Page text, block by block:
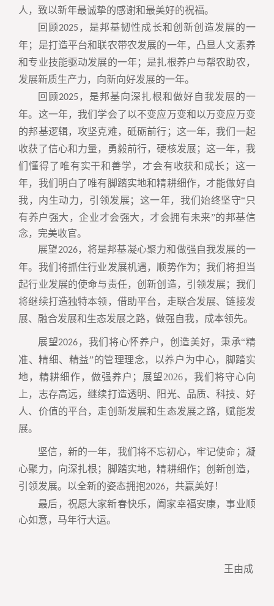
人，致以新年最诚挚的感谢和最美好的祝福。
回顾2025 ，是邦基韧性成长和创新创造发展的一
年；是打造平台和联农带农发展的一年，凸显人文素养
和专业技能驱动发展的一年；是扎根养户与帮农助农，
发展新质生产力，向新向好发展的一年。
回顾2025 ，是邦基向深扎根和做好自我发展的一
年。这一年，我们学会了以不变应万变和以万变应万变
的邦基逻辑，攻坚克难，砥砺前行；这一年，我们一起
收获了信心和力量，勇毅前行，硬核发展；这一年，我
们懂得了唯有实干和善学，才会有收获和成长；这一
年，我们明白了唯有脚踏实地和精耕细作，才能做好自
我，内生动力，引领发展；这一年，我们始终坚守“只
有养户强大，企业才会强大，才会拥有未来”的邦基信
念，完美收官。
展望2026，将是邦基凝心聚力和做强自我发展的一
年。我们将抓住行业发展机遇，顺势作为；我们将担当
起行业发展的使命与责任，创新创造，引领发展；我们
将继续打造独特本领，借助平台，走联合发展、链接发
展、融合发展和生态发展之路，做强自我，成本领先。
展望2026 ，我们将心怀养户，创造美好， 秉承“精
准、精细、精益”的管理理念，以养户为中心，脚踏实
地，精耕细作，做强养户；展望2026 ，我们将守心向
上，志存高远，继续打造透明、阳光、品质、科技、好
人、价值的平台，走创新发展和生态发展之路，赋能发
展。
坚信，新的一年，我们将不忘初心，牢记使命；凝
心聚力，向深扎根；脚踏实地，精耕细作；创新创造，
引领发展。以全新的姿态拥抱2026，共赢美好！
最后，祝愿大家新春快乐，阖家幸福安康，事业顺
心如意，马年行大运。
王由成